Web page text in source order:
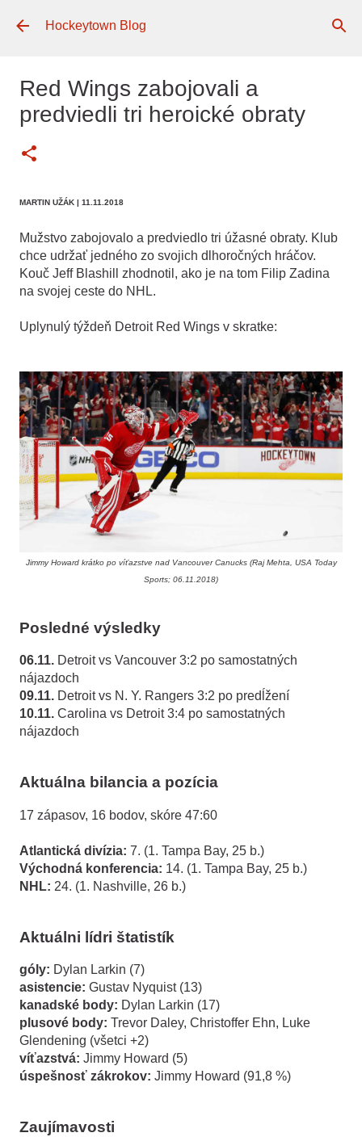
Preskočiť na hlavný obsah
Hockeytown Blog
Red Wings zabojovali a
predviedli tri heroické obraty
MARTIN UŽÁK | 11.11.2018
Mužstvo zabojovalo a predviedlo tri úžasné obraty. Klub
chce udržať jedného zo svojich dlhoročných hráčov.
Kouč Jeff Blashill zhodnotil, ako je na tom Filip Zadina
na svojej ceste do NHL.
Uplynulý týždeň Detroit Red Wings v skratke:
Jimmy Howard krátko po víťazstve nad Vancouver Canucks (Raj Mehta, USA Today
Sports; 06.11.2018)
Posledné výsledky
06.11. Detroit vs Vancouver 3:2 po samostatných
nájazdoch
09.11. Detroit vs N. Y. Rangers 3:2 po predĺžení
10.11. Carolina vs Detroit 3:4 po samostatných
nájazdoch
Aktuálna bilancia a pozícia
17 zápasov, 16 bodov, skóre 47:60
Atlantická divízia: 7. (1. Tampa Bay, 25 b.)
Východná konferencia: 14. (1. Tampa Bay, 25 b.)
NHL: 24. (1. Nashville, 26 b.)
Aktuálni lídri štatistík
góly: Dylan Larkin (7)
asistencie: Gustav Nyquist (13)
kanadské body: Dylan Larkin (17)
plusové body: Trevor Daley, Christoffer Ehn, Luke
Glendening (všetci +2)
víťazstvá: Jimmy Howard (5)
úspešnosť zákrokov: Jimmy Howard (91,8 %)
Zaujímavosti